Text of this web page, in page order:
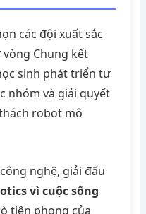
các đội xuất sắc
Chung kết
sinh phát triển tư
nhóm và giải quyết
robot mô
nghệ, giải đấu
vì cuộc sống
tiên phong của